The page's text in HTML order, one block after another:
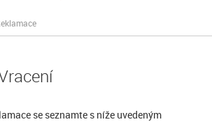
se seznamte s níže uvedeným